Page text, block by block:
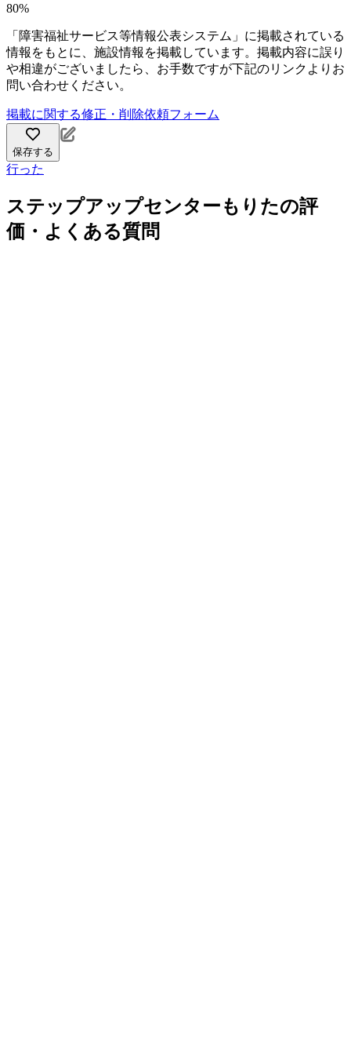
80%
「障害福祉サービス等情報公表システム」に掲載されている
情報をもとに、施設情報を掲載しています。掲載内容に誤り
や相違がございましたら、お手数ですが下記のリンクよりお
問い合わせください。
掲載に関する修正・削除依頼フォーム
保存する
行った
ステップアップセンターもりたの評
価・よくある質問